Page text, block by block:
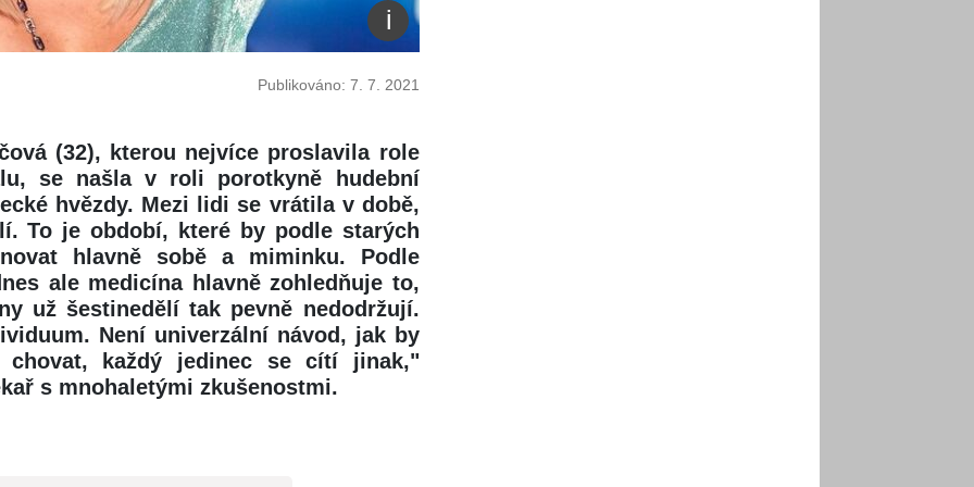
Publikováno: 7. 7. 2021
(32), kterou nejvíce proslavila role
se našla v roli porotkyně hudební
hvězdy. Mezi lidi se vrátila v době,
To je období, které by podle starých
hlavně sobě a miminku. Podle
ale medicína hlavně zohledňuje to,
už šestinedělí tak pevně nedodržují.
Není univerzální návod, jak by
každý jedinec se cítí jinak,"
s mnohaletými zkušenostmi.